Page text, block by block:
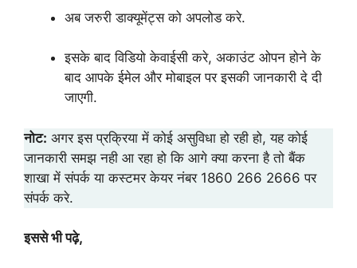
अब जरुरी डाक्यूमेंट्स को अपलोड करे.
इसके बाद विडियो केवाईसी करे, अकाउंट ओपन होने के
बाद आपके ईमेल और मोबाइल पर इसकी जानकारी दे दी
जाएगी.
नोट: अगर इस प्रक्रिया में कोई असुविधा हो रही हो, यह कोई
जानकारी समझ नही आ रहा हो कि आगे क्या करना है तो बैंक
शाखा में संपर्क या कस्टमर केयर नंबर 1860 266 2666 पर
संपर्क करे.
इससे भी पढ़े,